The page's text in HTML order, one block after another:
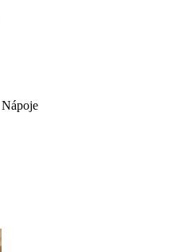
Nápoje